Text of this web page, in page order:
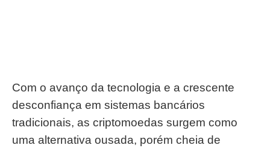
Com o avanço da tecnologia e a crescente
desconfiança em sistemas bancários
tradicionais, as criptomoedas surgem como
uma alternativa ousada, porém cheia de